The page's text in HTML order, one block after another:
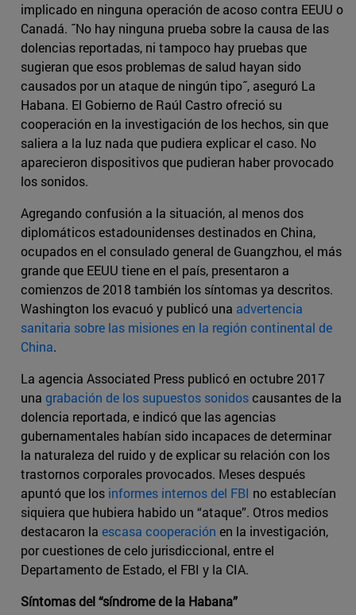
implicado en ninguna operación de acoso contra EEUU o
Canadá. ˝No hay ninguna prueba sobre la causa de las
dolencias reportadas, ni tampoco hay pruebas que
sugieran que esos problemas de salud hayan sido
causados por un ataque de ningún tipo˝, aseguró La
Habana. El Gobierno de Raúl Castro ofreció su
cooperación en la investigación de los hechos, sin que
saliera a la luz nada que pudiera explicar el caso. No
aparecieron dispositivos que pudieran haber provocado
los sonidos.
Agregando confusión a la situación, al menos dos
diplomáticos estadounidenses destinados en China,
ocupados en el consulado general de Guangzhou, el más
grande que EEUU tiene en el país, presentaron a
comienzos de 2018 también los síntomas ya descritos.
Washington los evacuó y publicó una advertencia
sanitaria sobre las misiones en la región continental de
China.
La agencia Associated Press publicó en octubre 2017
una grabación de los supuestos sonidoscausantes de la
dolencia reportada, e indicó que las agencias
gubernamentales habían sido incapaces de determinar
la naturaleza del ruido y de explicar su relación con los
trastornos corporales provocados. Meses después
apuntó que los informes internos del FBI no establecían
siquiera que hubiera habido un “ataque”. Otros medios
destacaron la escasa cooperación en la investigación,
por cuestiones de celo jurisdiccional, entre el
Departamento de Estado, el FBI y la CIA.
Síntomas del “síndrome de la Habana”